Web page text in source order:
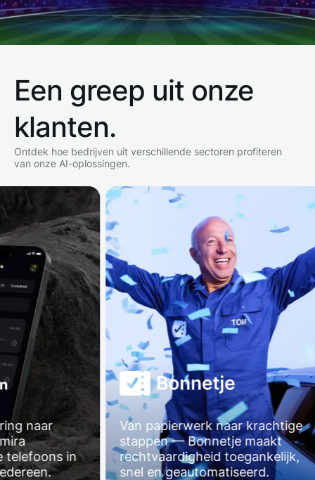
Een greep uit onze
klanten.
Ontdek hoe bedrijven uit verschillende sectoren profiteren
van onze AI-oplossingen.
naar
in
Van papierwerk naar krachtige
stappen — Bonnetje maakt
rechtvaardigheid toegankelijk,
snel en geautomatiseerd.